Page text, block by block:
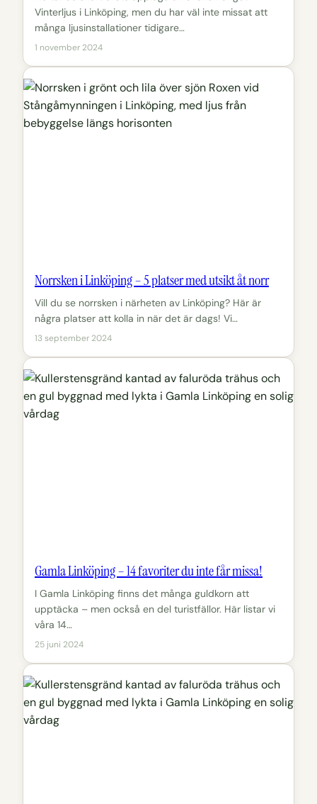
Vinterljus i Linköping, men du har väl inte missat att
många ljusinstallationer tidigare…
1 november 2024
Norrsken i Linköping – 5 platser med utsikt åt norr
Vill du se norrsken i närheten av Linköping? Här är
några platser att kolla in när det är dags! Vi…
13 september 2024
Gamla Linköping – 14 favoriter du inte får missa!
I Gamla Linköping finns det många guldkorn att
upptäcka – men också en del turistfällor. Här listar vi
våra 14…
25 juni 2024